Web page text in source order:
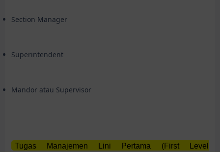
Section Manager
Superintendent
Mandor atau Supervisor
Tugas Manajemen Lini Pertama (First Level